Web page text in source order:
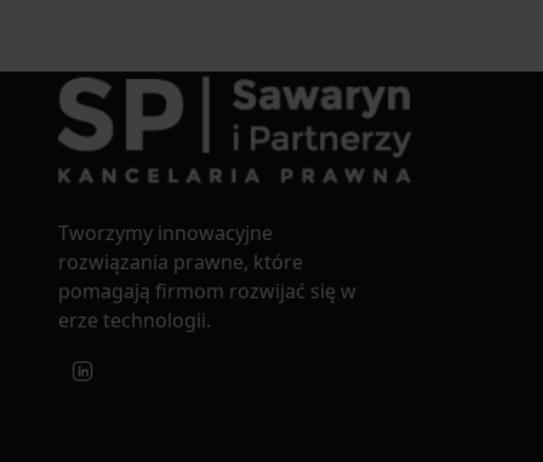
Tworzymy innowacyjne
rozwiązania prawne, które
pomagają firmom rozwijać się w
erze technologii.